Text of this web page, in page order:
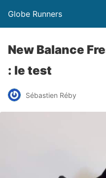
Globe Runners
New Balance
: le test
Sébastien Réby